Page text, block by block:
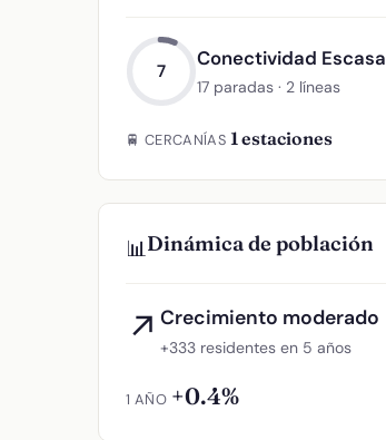
7
Conectividad Escasa
17 paradas · 2 líneas
🚆 CERCANÍAS 1 estaciones
📊Dinámica de población
↗ Crecimiento moderado
+333 residentes en 5 años
1 AÑO +0.4%